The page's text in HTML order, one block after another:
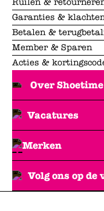
Ruilen &
Garanties &
Betalen &
Member & Sparen
Acties &
Over Shoetime
Vacatures
Merken
Volg ons op de